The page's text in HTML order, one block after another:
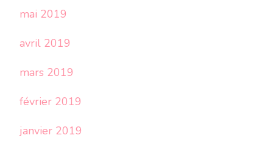
mai 2019
avril 2019
mars 2019
février 2019
janvier 2019